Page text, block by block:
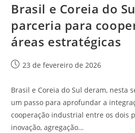
Brasil e Coreia do
parceria para
áreas estratégicas
23 de fevereiro de 2026
Brasil e Coreia do Sul deram, nesta
um passo para aprofundar a
cooperação industrial entre os dois
inovação, agregação…